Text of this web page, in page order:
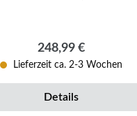
Regulärer Preis:
248,99 €
Lieferzeit ca. 2-3 Wochen
Details